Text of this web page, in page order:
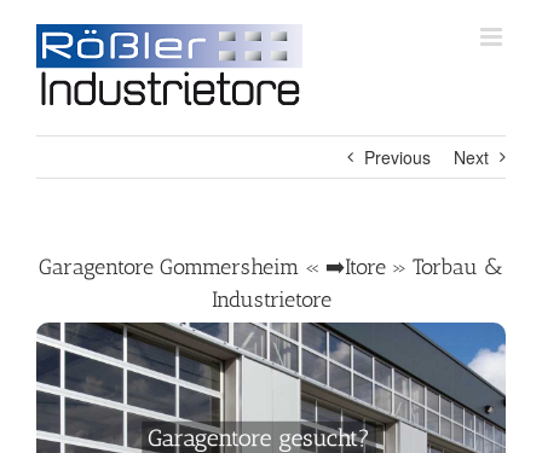
content
Previous Next
Garagentore Gommersheim « ➡️Itore » Torbau &
Industrietore